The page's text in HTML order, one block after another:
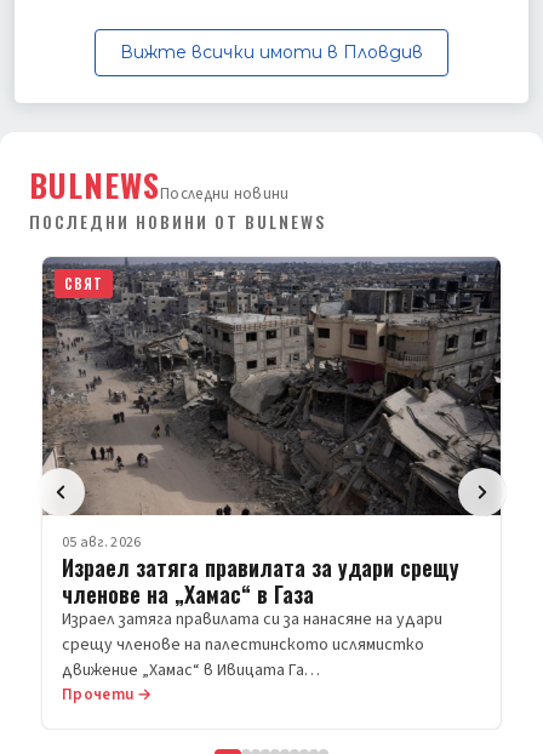
Вижте всички имоти в Пловдив
BULNEWSПоследни новини
ПОСЛЕДНИ НОВИНИ ОТ BULNEWS
СВЯТ
05 авг. 2026
Израел затяга правилата за удари срещу
членове на „Хамас“ в Газа
Израел затяга правилата си за нанасяне на удари
срещу членове на палестинското ислямистко
движение „Хамас“ в Ивицата Га…
Прочети →